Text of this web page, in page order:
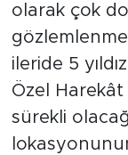
olarak çok
ileride 5
Özel
sürekli